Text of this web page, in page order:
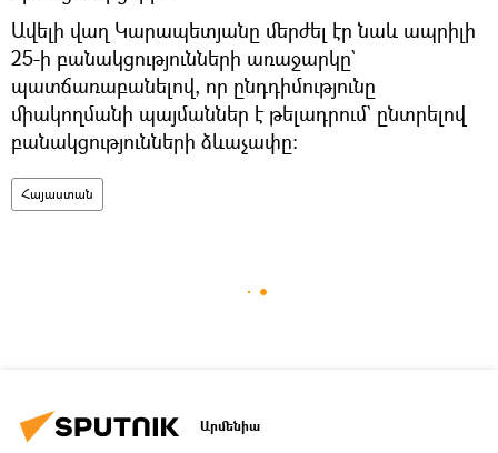
Ավելի վաղ Կարապետյանը մերժել էր նաև ապրիլի
25-ի բանակցությունների առաջարկը`
պատճառաբանելով, որ ընդդիմությունը
միակողմանի պայմաններ է թելադրում` ընտրելով
բանակցությունների ձևաչափը։
Հայաստան
Արմենիա